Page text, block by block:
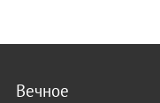
Вечное